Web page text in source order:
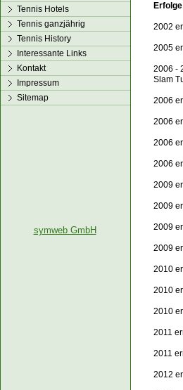
2002
2005
2006 -
Slam
2006
2006
2006
2006
2009
2009
2009
2009
2010
2010
2010
2011
2011
2012
Tennis Hotels
Tennis ganzjährig
Tennis History
Interessante Links
Kontakt
Impressum
Sitemap
symweb GmbH